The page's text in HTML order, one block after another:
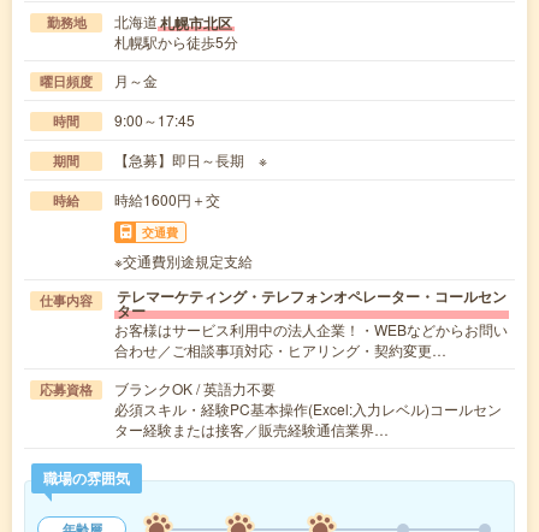
勤務地 北海道札幌市北区
札幌駅から徒歩5分
曜日頻度 月～金
時間 9:00～17:45
期間 【急募】即日～長期 ※
時給 時給1600円＋交
交通費
※交通費別途規定支給
仕事内容 テレマーケティング・テレフォンオペレーター・コールセン
ター
お客様はサービス利用中の法人企業！・WEBなどからお問い
合わせ／ご相談事項対応・ヒアリング・契約変更…
応募資格
ブランクOK / 英語力不要
必須スキル・経験PC基本操作(Excel:入力レベル)コールセン
ター経験または接客／販売経験通信業界…
職場の雰囲気